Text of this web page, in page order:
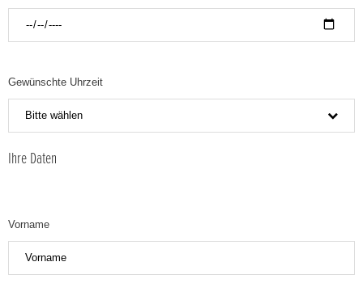
Gewünschte Uhrzeit
Bitte wählen
Ihre Daten
Vorname